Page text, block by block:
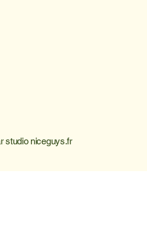
studio niceguys.fr